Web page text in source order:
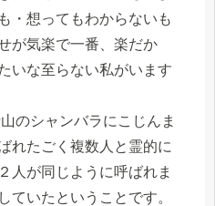
・想ってもわからないも
が気楽で一番、楽だか
いな至らない私がいます
のシャンバラにこじんま
れたごく複数人と霊的に
人が同じように呼ばれま
ていたということです。